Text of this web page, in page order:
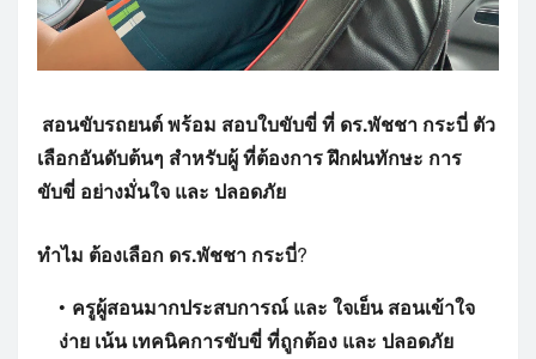
สอนขับรถยนต์พร้อม สอบใบขับขี่ ที่ ดร.พัชชา กระบี่ ตัว
เลือกอันดับต้นๆ สำหรับผู้ที่ต้องการฝึกฝนทักษะ การ
ขับขี่ อย่างมั่นใจ และ ปลอดภัย
ทำไม ต้องเลือก ดร.พัชชา กระบี่?
ครูผู้สอนมากประสบการณ์ และ ใจเย็น สอนเข้าใจ
ง่าย เน้น เทคนิคการขับขี่ ที่ถูกต้อง และ ปลอดภัย